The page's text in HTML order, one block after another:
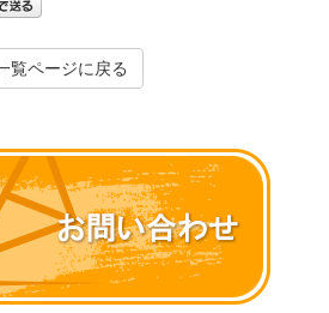
覧ページに戻る